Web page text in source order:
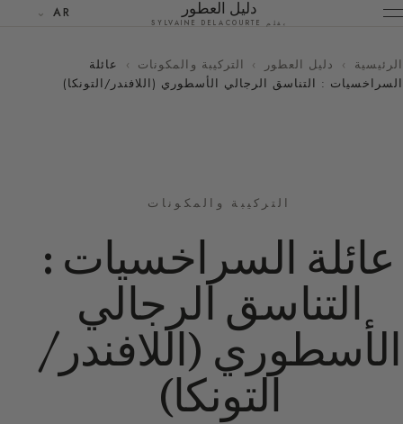
دليل العطور
بقلم SYLVAINE DELACOURTE
AR
الرئيسية › دليل العطور › التركيبة والمكونات ›
عائلة
السراخسيات : التناسق الرجالي الأسطوري (اللافندر/التونكا)
التركيبة والمكونات
عائلة السراخسيات :
التناسق الرجالي
الأسطوري (اللافندر/
التونكا)